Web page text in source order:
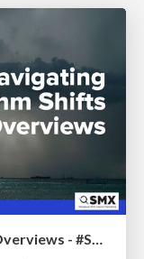
Navigating Algorithm Shifts & AI Overviews - #SMXNext